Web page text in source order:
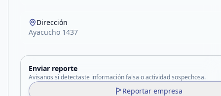
Dirección
Ayacucho 1437
Enviar reporte
Avisanos si detectaste información falsa o actividad sospechosa.
Reportar empresa